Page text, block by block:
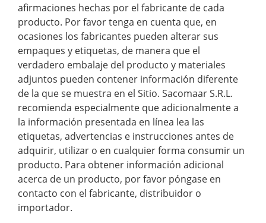
afirmaciones hechas por el fabricante de cada
producto. Por favor tenga en cuenta que, en
ocasiones los fabricantes pueden alterar sus
empaques y etiquetas, de manera que el
verdadero embalaje del producto y materiales
adjuntos pueden contener información diferente
de la que se muestra en el Sitio. Sacomaar S.R.L.
recomienda especialmente que adicionalmente a
la información presentada en línea lea las
etiquetas, advertencias e instrucciones antes de
adquirir, utilizar o en cualquier forma consumir un
producto. Para obtener información adicional
acerca de un producto, por favor póngase en
contacto con el fabricante, distribuidor o
importador.